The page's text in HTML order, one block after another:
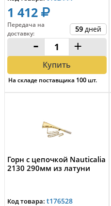
1 412
Передача на
доставку: 59 дней
- +
Купить
На складе поставщика 100 шт.
Горн с цепочкой Nauticalia
2130 290мм из латуни
Код товара: t176528